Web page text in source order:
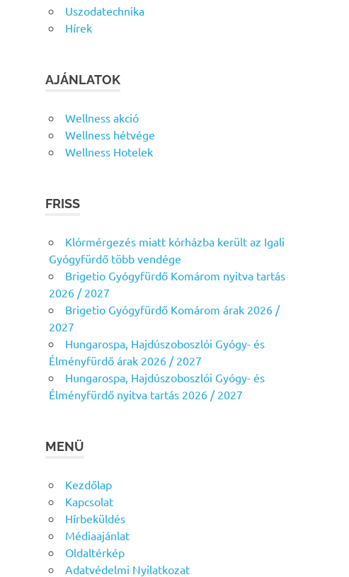
Uszodatechnika
Hírek
AJÁNLATOK
Wellness akció
Wellness hétvége
Wellness Hotelek
FRISS
Klórmérgezés miatt kórházba került az Igali
Gyógyfürdő több vendége
Brigetio Gyógyfürdő Komárom nyitva tartás
2026 / 2027
Brigetio Gyógyfürdő Komárom árak 2026 /
2027
Hungarospa, Hajdúszoboszlói Gyógy- és
Élményfürdő árak 2026 / 2027
Hungarospa, Hajdúszoboszlói Gyógy- és
Élményfürdő nyitva tartás 2026 / 2027
MENÜ
Kezdőlap
Kapcsolat
Hírbeküldés
Médiaajánlat
Oldaltérkép
Adatvédelmi Nyilatkozat